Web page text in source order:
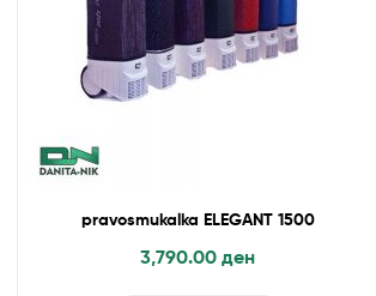
pravosmukalka ELEGANT 1500
3,790.00 ден